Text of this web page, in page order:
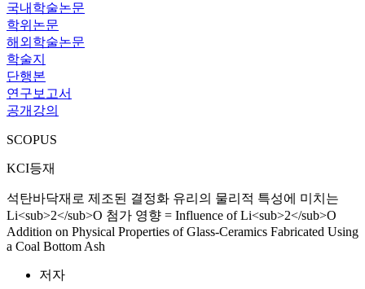
국내학술논문
학위논문
해외학술논문
학술지
단행본
연구보고서
공개강의
SCOPUS
KCI등재
석탄바닥재로 제조된 결정화 유리의 물리적 특성에 미치는
Li<sub>2</sub>O 첨가 영향 = Influence of Li<sub>2</sub>O
Addition on Physical Properties of Glass-Ceramics Fabricated Using
a Coal Bottom Ash
저자